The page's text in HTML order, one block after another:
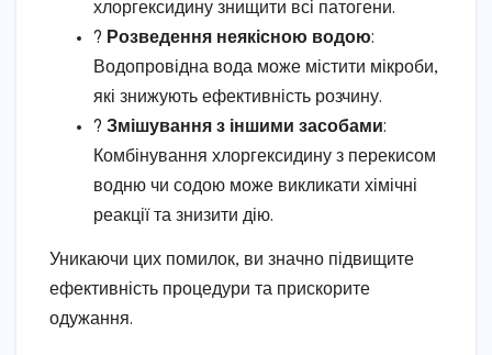
хлоргексидину знищити всі патогени.
? Розведення неякісною водою:
Водопровідна вода може містити мікроби,
які знижують ефективність розчину.
? Змішування з іншими засобами:
Комбінування хлоргексидину з перекисом
водню чи содою може викликати хімічні
реакції та знизити дію.
Уникаючи цих помилок, ви значно підвищите
ефективність процедури та прискорите
одужання.